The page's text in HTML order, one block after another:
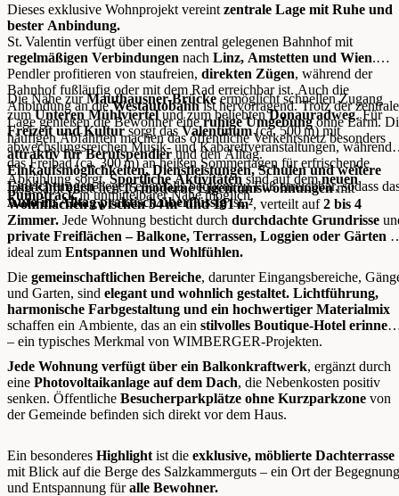
Dieses exklusive Wohnprojekt vereint zentrale Lage mit Ruhe und
bester Anbindung.
St. Valentin verfügt über einen zentral gelegenen Bahnhof mit
regelmäßigen Verbindungen nach Linz, Amstetten und Wien.
Pendler profitieren von staufreien, direkten Zügen, während der
Bahnhof fußläufig oder mit dem Rad erreichbar ist. Auch die
Anbindung an dieWestautobahnist hervorragend. Trotz der
Lage genießen die Bewohner eineruhige Umgebungohne Lärm.
häufigen Abfahrten machen das öffentliche Verkehrsnetz besonders
attraktiv für Berufspendler und den Alltag.
Einkaufsmöglichkeiten, Dienstleistungen, Schulen und weitere
Einrichtungenliegen ebenfalls bequem zu Fuß erreichbar, sodass
Auto im Alltag praktisch überflüssigist.
Die Nähe zurMauthausner-Brückeermöglicht schnellen Zugang
zumUnteren Mühlviertelund zum beliebtenDonauradweg. Für
Freizeit und Kultursorgt dasValentinum(ca. 500 m) mit
abwechslungsreichen Musik- und Kabarettveranstaltungen, während
das Freibad (ca. 300 m) an heißen Sommertagen für erfrischende
Abkühlung sorgt.Sportliche Aktivitätensind auf demneuen
Pumptrackin unmittelbarer Nähe möglich.
Insgesamt entstehen15 moderne Eigentumswohnungenmit
Wohnflächen zwischen 54 m² und 101 m², verteilt auf2 bis 4
Zimmer. Jede Wohnung besticht durch durchdachte Grundrisse
private Freiflächen – Balkone, Terrassen, Loggien oder Gärten –
ideal zum Entspannen und Wohlfühlen.
Die gemeinschaftlichen Bereiche, darunter Eingangsbereiche,
und Garten, sind elegant und wohnlich gestaltet. Lichtführung,
harmonische Farbgestaltung und ein hochwertiger Materialmix
schaffen ein Ambiente, das an ein stilvolles Boutique-Hotel erinnert
– ein typisches Merkmal von WIMBERGER-Projekten.
Jede Wohnung verfügt über ein Balkonkraftwerk, ergänzt durch
eine Photovoltaikanlage auf dem Dach, die Nebenkosten positiv
senken. Öffentliche Besucherparkplätze ohne Kurzparkzone von
der Gemeinde befinden sich direkt vor dem Haus.
Ein besonderes Highlight ist die exklusive, möblierte Dachterrasse
mit Blick auf die Berge des Salzkammerguts – ein Ort der Begegnung
und Entspannung füralle Bewohner.